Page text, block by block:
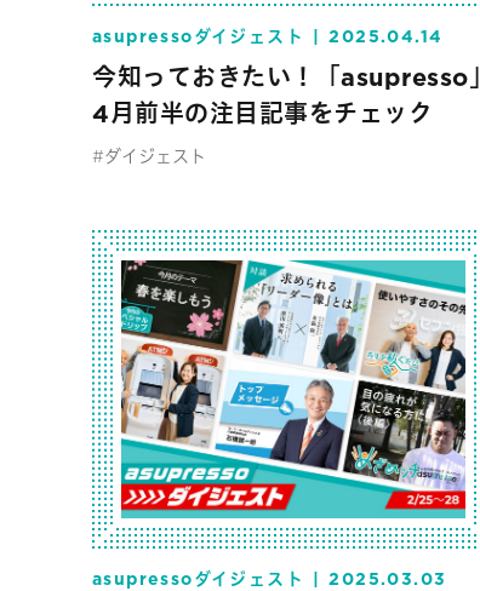
asupressoダイジェスト 2025.04.14
今知っておきたい！「asupresso」
4月前半の注目記事をチェック
#ダイジェスト
asupressoダイジェスト 2025.03.03